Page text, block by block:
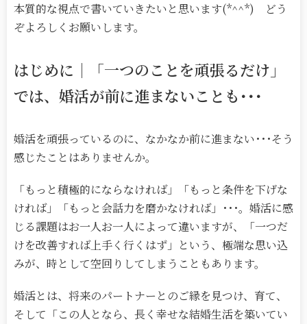
本質的な視点で書いていきたいと思います(*^^*) どう
ぞよろしくお願いします。
はじめに｜「一つのことを頑張るだけ」
では、婚活が前に進まないことも･･･
婚活を頑張っているのに、なかなか前に進まない･･･そう
感じたことはありませんか。
「もっと積極的にならなければ」「もっと条件を下げな
ければ」「もっと会話力を磨かなければ」･･･。婚活に感
じる課題はお一人お一人によって違いますが、「一つだ
けを改善すれば上手く行くはず」という、極端な思い込
みが、時として空回りしてしまうこともあります。
婚活とは、将来のパートナーとのご縁を見つけ、育て、
そして「この人となら、長く幸せな結婚生活を築いてい